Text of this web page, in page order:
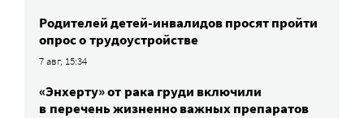
Родителей детей-инвалидов просят пройти
опрос о трудоустройстве
7 авг, 15:34
«Энхерту» от рака груди включили
в перечень жизненно важных препаратов